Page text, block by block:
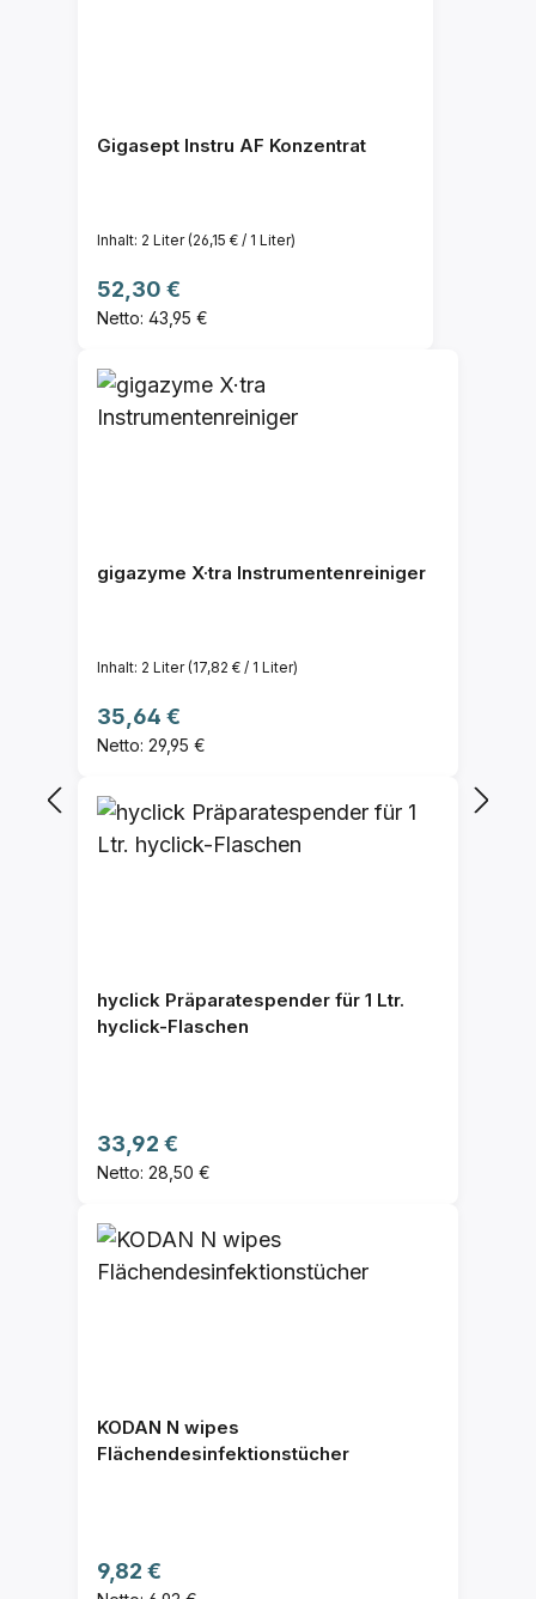
Gigasept Instru AF Konzentrat
Inhalt: 2 Liter(26,15 € / 1 Liter)
Regulärer Preis:
52,30 €
Netto: 43,95 €
gigazyme X·tra Instrumentenreiniger
Inhalt: 2 Liter(17,82 € / 1 Liter)
Regulärer Preis:
35,64 €
Netto: 29,95 €
hyclick Präparatespender für 1 Ltr.
hyclick-Flaschen
Regulärer Preis:
33,92 €
Netto: 28,50 €
KODAN N wipes
Flächendesinfektionstücher
Regulärer Preis:
9,82 €